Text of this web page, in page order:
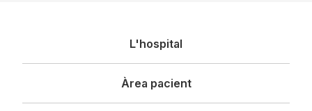
principal
L'hospital
Àrea pacient